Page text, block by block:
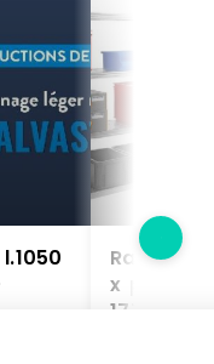
x p.400
1777406